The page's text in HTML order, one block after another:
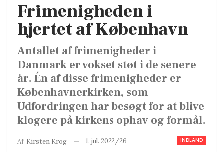
Frimenigheden i
hjertet af København
Antallet af frimenigheder i
Danmark er vokset støt i de senere
år. Én af disse frimenigheder er
Københavnerkirken, som
Udfordringen har besøgt for at blive
klogere på kirkens ophav og formål.
INDLAND
Af Kirsten Krog 1. jul. 2022/26